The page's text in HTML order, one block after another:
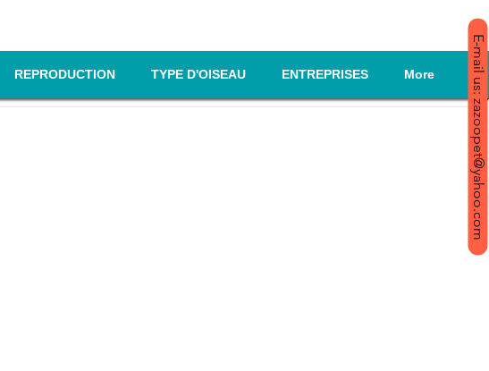
E-mail us: zazoopet@yahoo.com
REPRODUCTION TYPE D'OISEAU ENTREPRISES More